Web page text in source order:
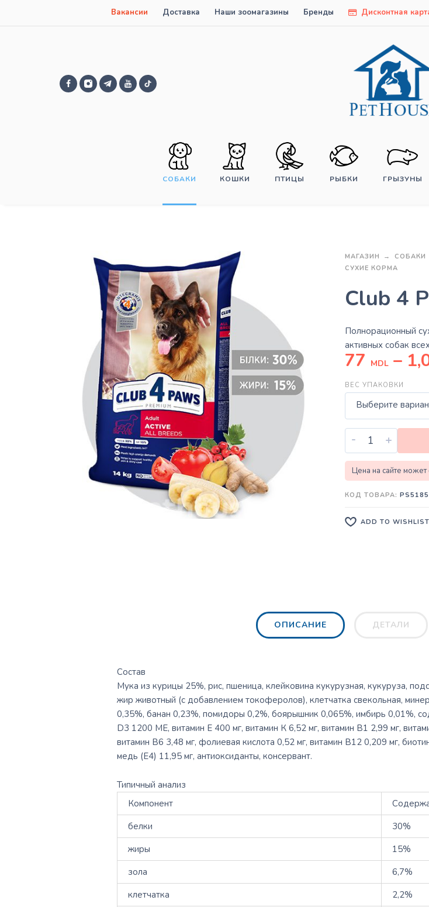
Вакансии Доставка Наши зоомагазины Бренды Дисконтная
СОБАКИ КОШКИ ПТИЦЫ РЫБКИ ГРЫЗУНЫ
МАГАЗИН
СОБАКИ
СУХИЕ КОРМА
Club 4
Полнорационный
активных собак
77 MDL –
ВЕС УПАКОВКИ
Выберите
- +
Цена на сайте может
КОД ТОВАРА:
ADD TO WISHLIST
ОПИСАНИЕ ДЕТАЛИ
Состав
Мука из курицы 25%, рис, пшеница, клейковина кукурузная, кукуруза,
жир животный (с добавлением токоферолов), клетчатка свекольная,
0,35%, банан 0,23%, помидоры 0,2%, боярышник 0,065%, имбирь 0,01%,
D3 1200 МЕ, витамин Е 400 мг, витамин К 6,52 мг, витамин В1 2,99 мг,
витамин В6 3,48 мг, фолиевая кислота 0,52 мг, витамин В12 0,209 мг,
медь (Е4) 11,95 мг, антиоксиданты, консервант.
Типичный анализ
Компонент
белки
30%
жиры
15%
зола
6,7%
клетчатка
2,2%